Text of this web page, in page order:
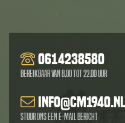
0614238580
Bereikbaar van 8.00 tot 22.00 uur
info@cm1940.nl
Stuur ons een e-mail bericht